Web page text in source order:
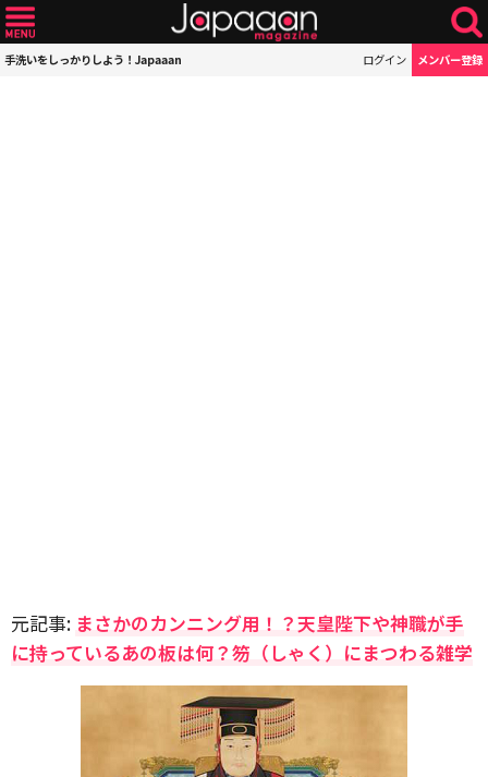
手洗いをしっかりしよう！Japaaan ログイン メンバー登録
元記事: まさかのカンニング用！？天皇陛下や神職が手
に持っているあの板は何？笏（しゃく）にまつわる雑学